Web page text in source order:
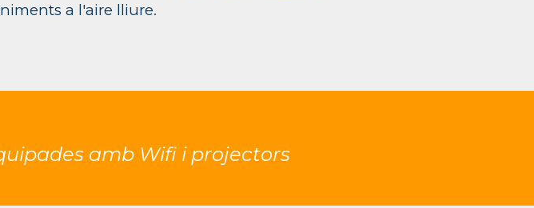
a l'aire lliure.
amb Wifi i projectors